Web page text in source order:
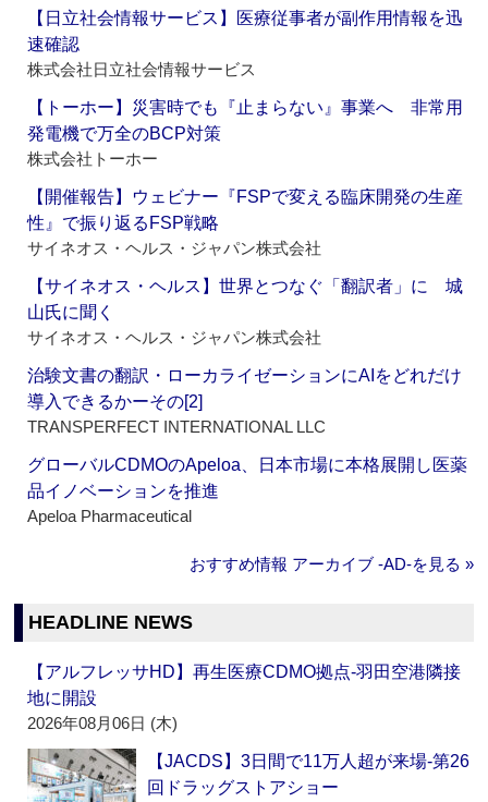
【日立社会情報サービス】医療従事者が副作用情報を迅
速確認
株式会社日立社会情報サービス
【トーホー】災害時でも『止まらない』事業へ 非常用
発電機で万全のBCP対策
株式会社トーホー
【開催報告】ウェビナー『FSPで変える臨床開発の生産
性』で振り返るFSP戦略
サイネオス・ヘルス・ジャパン株式会社
【サイネオス・ヘルス】世界とつなぐ「翻訳者」に 城
山氏に聞く
サイネオス・ヘルス・ジャパン株式会社
治験文書の翻訳・ローカライゼーションにAIをどれだけ
導入できるかーその[2]
TRANSPERFECT INTERNATIONAL LLC
グローバルCDMOのApeloa、日本市場に本格展開し医薬
品イノベーションを推進
Apeloa Pharmaceutical
おすすめ情報 アーカイブ ‐AD‐を見る »
HEADLINE NEWS
【アルフレッサHD】再生医療CDMO拠点‐羽田空港隣接
地に開設
2026年08月06日 (木)
【JACDS】3日間で11万人超が来場‐第26
回ドラッグストアショー